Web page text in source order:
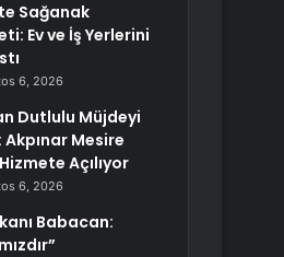
Sağanak
Ev ve İş Yerlerini
6, 2026
Dutlulu Müjdeyi
Mesire
Açılıyor
6, 2026
Babacan: